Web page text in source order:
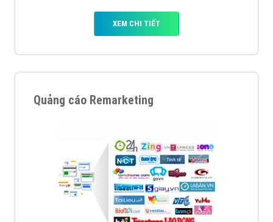
VietAds cùng bạn tìm hiểu về các hình thức
chạy quảng cáo facebook, ưu và nhược điểm của
quảng cáo facebook hiện nay.
Quảng cáo Remarketing